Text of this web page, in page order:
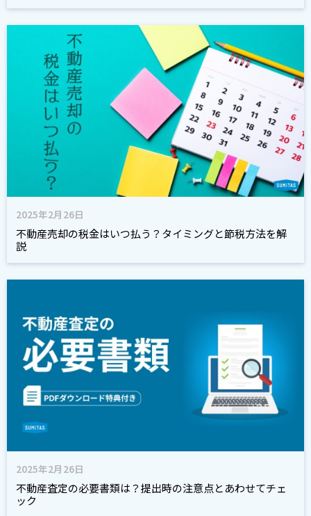
2025年2月26日
不動産売却の税金はいつ払う？タイミングと節税方法を解
説
2025年2月26日
不動産査定の必要書類は？提出時の注意点とあわせてチェ
ック